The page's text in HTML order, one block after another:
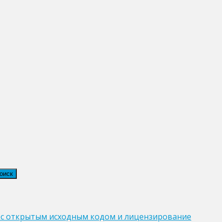
открытым исходным кодом и лицензирование